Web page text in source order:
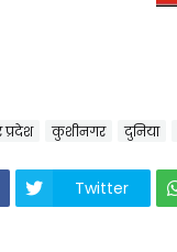
प्रदेश कुशीनगर दुनिया
Twitter